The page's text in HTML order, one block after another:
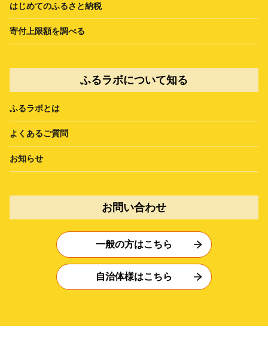
はじめてのふるさと納税
寄付上限額を調べる
ふるラボについて知る
ふるラボとは
よくあるご質問
お知らせ
お問い合わせ
一般の方はこちら
自治体様はこちら